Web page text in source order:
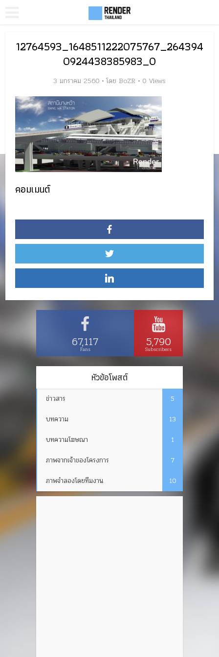
12764593_1648511222075767_264394
0924438385983_O
3 มกราคม 2560 โดย BoZR 0 Views
คอมเมนต์
67,117
Fans 5,790
Subscribers
หัวข้อโพสต์
ข่าวสาร
5
บทความ
13
บทความโฆษณา
1
ภาพจากเจ้าของโครงการ
7
ภาพจำลองโดยทีมงาน
10